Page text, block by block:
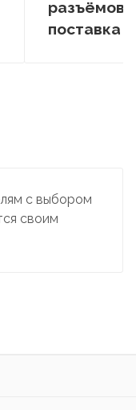
разъёмов
поставка
с выбором
своим